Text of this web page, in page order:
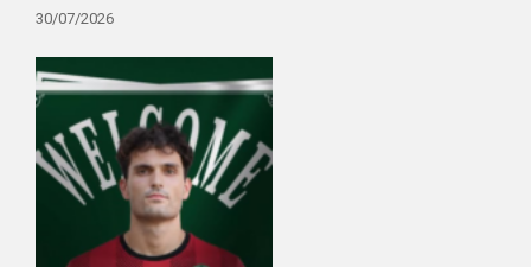
30/07/2026